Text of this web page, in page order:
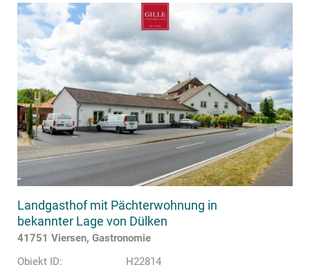
Landgasthof mit Pächterwohnung in
bekannter Lage von Dülken
41751 Viersen, Gastronomie
Objekt ID:
H22814